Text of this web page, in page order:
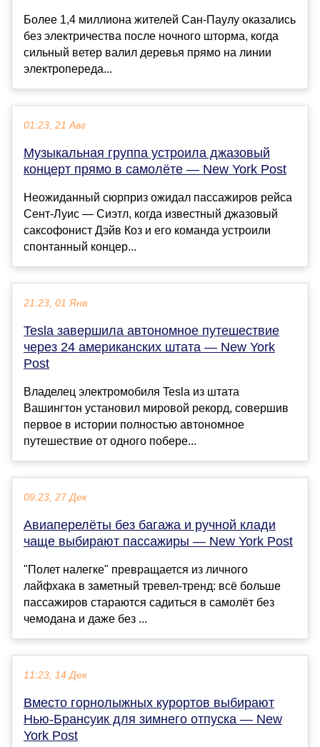
Более 1,4 миллиона жителей Сан-Паулу оказались
без электричества после ночного шторма, когда
сильный ветер валил деревья прямо на линии
электропереда...
01:23, 21 Авг
Музыкальная группа устроила джазовый
концерт прямо в самолёте — New York Post
Неожиданный сюрприз ожидал пассажиров рейса
Сент-Луис — Сиэтл, когда известный джазовый
саксофонист Дэйв Коз и его команда устроили
спонтанный концер...
21:23, 01 Янв
Tesla завершила автономное путешествие
через 24 американских штата — New York
Post
Владелец электромобиля Tesla из штата
Вашингтон установил мировой рекорд, совершив
первое в истории полностью автономное
путешествие от одного побере...
09:23, 27 Дек
Авиаперелёты без багажа и ручной клади
чаще выбирают пассажиры — New York Post
"Полет налегке" превращается из личного
лайфхака в заметный тревел-тренд: всё больше
пассажиров стараются садиться в самолёт без
чемодана и даже без ...
11:23, 14 Дек
Вместо горнолыжных курортов выбирают
Нью-Брансуик для зимнего отпуска — New
York Post